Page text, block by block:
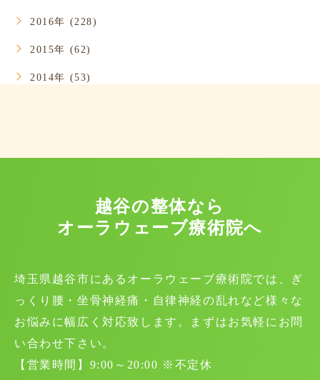
2016年 (228)
2015年 (62)
2014年 (53)
越谷の整体なら
オーラウェーブ療術院へ
埼玉県越谷市にあるオーラウェーブ療術院では、ぎ
っくり腰・坐骨神経痛・自律神経の乱れなど様々な
お悩みに幅広く対応致します。まずはお気軽にお問
い合わせ下さい。
【営業時間】9:00～20:00 ※不定休